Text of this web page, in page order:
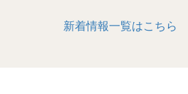
新着情報一覧はこちら